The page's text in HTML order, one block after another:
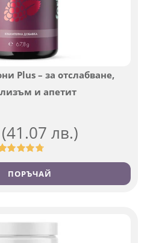
Plus – за отслабване,
и апетит
(41.07 лв.)
4.76 от 5,
ПОРЪЧАЙ